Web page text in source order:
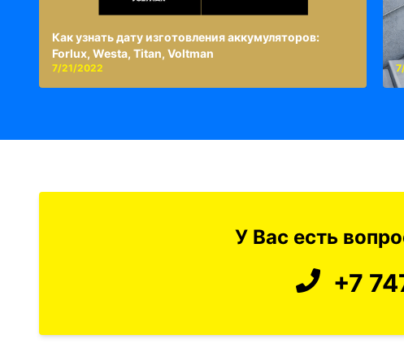
Как узнать дату изготовления аккумуляторов:
Forlux, Westa, Titan, Voltman
7/21/2022
У Вас есть
+7